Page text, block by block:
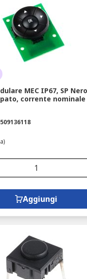
MEC IP67, SP
corrente nominale
Aggiungi